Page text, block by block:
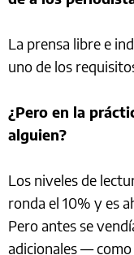
La prensa libre e
uno de los
¿Pero en la
alguien?
Los niveles de
ronda el 10% y es
Pero antes se
adicionales — como